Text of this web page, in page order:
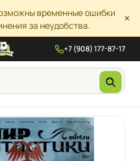
временные ошибки
за неудобства.
×
+7 (908) 177-87-17